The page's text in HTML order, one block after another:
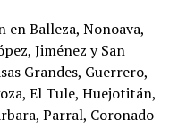
en Balleza, Nonoava,
Jiménez y San
Grandes, Guerrero,
El Tule, Huejotitán,
Parral, Coronado